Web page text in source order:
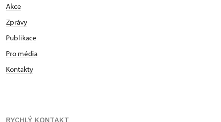
Akce
Zprávy
Publikace
Pro média
Kontakty
RYCHLÝ KONTAKT